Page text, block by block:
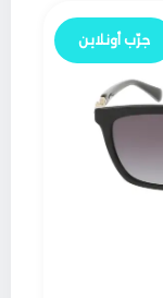
جرّب أونلاين